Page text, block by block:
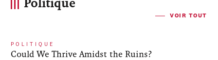
Politique
VOIR TOUT
POLITIQUE
Could We Thrive Amidst the Ruins?